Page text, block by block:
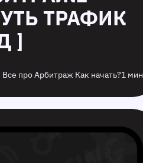
ТРАФИК
]
Все про Арбитраж Как начать?1 мин